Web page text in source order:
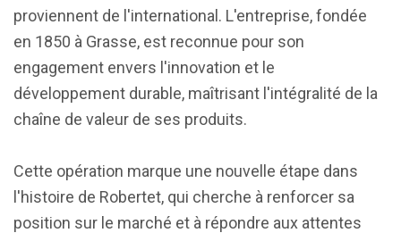
proviennent de l'international. L'entreprise, fondée
en 1850 à Grasse, est reconnue pour son
engagement envers l'innovation et le
développement durable, maîtrisant l'intégralité de la
chaîne de valeur de ses produits.
Cette opération marque une nouvelle étape dans
l'histoire de Robertet, qui cherche à renforcer sa
position sur le marché et à répondre aux attentes